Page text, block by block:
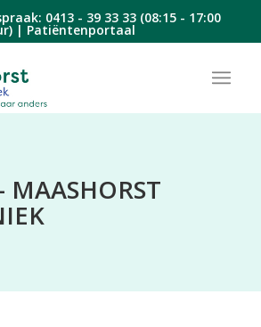
0413 - 39 33 33(08:15 - 17:00
| Patiëntenportaal
MAASHORST